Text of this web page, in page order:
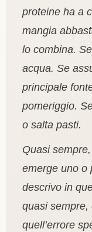
proteine ha a
mangia
lo combina.
acqua. Se
principale
pomeriggio.
o salta pasti.
Quasi
emerge uno o
descrivo in
quasi sempre,
quell’errore